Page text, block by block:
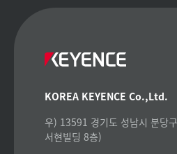
KOREA KEYENCE Co.,Ltd.
우) 13591 경기도 성남시 분당
서현빌딩 8층)